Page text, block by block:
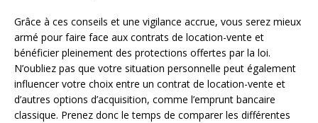
Grâce à ces conseils et une vigilance accrue, vous serez mieux
armé pour faire face aux contrats de location-vente et
bénéficier pleinement des protections offertes par la loi.
N’oubliez pas que votre situation personnelle peut également
influencer votre choix entre un contrat de location-vente et
d’autres options d’acquisition, comme l’emprunt bancaire
classique. Prenez donc le temps de comparer les différentes